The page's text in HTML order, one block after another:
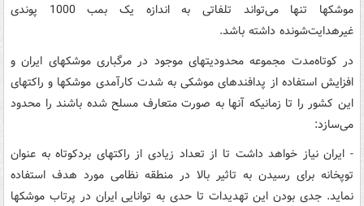
موشکها تنها می‌تواند تلفاتی به اندازه یک بمب 1000 پوندی
غیرهدایت‌شونده داشته باشد.
در کوتاه‌مدت مجموعه محدودیتهای موجود در مرگباری موشکهای ایران و
افزایش استفاده از پدافندهای موشکی به شدت کارآمدی موشکها و راکتهای
این کشور را تا زمانیکه آنها به صورت متعارف مسلح شده باشند را محدود
می‌سازد:
- ایران نیاز خواهد داشت تا از تعداد زیادی از راکتهای بردکوتاه به عنوان
توپخانه برای رسیدن به تاثیر بالا در منطقه نظامی مورد هدف استفاده
نماید. جدی بودن این تهدیدات تا حدی به توانایی ایران در پرتاب موشکها